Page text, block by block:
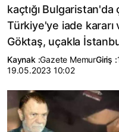
kaçtığı Bulgaristan'da
Türkiye'ye iade
Göktaş, uçakla
Kaynak :Gazete MemurGiriş :
19.05.2023 10:02